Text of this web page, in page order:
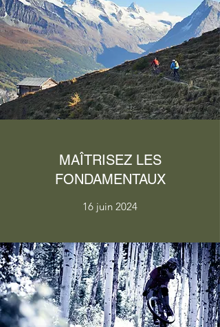
MAÎTRISEZ LES
FONDAMENTAUX
16 juin 2024